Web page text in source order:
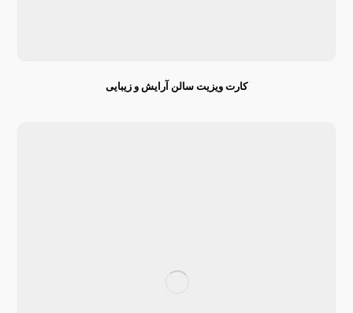
کارت ویزیت سالن آرایش و زیبایی